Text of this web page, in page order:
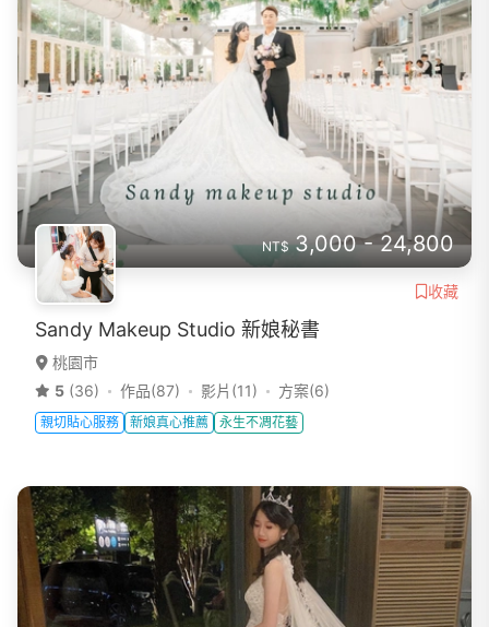
NT$ 3,000 - 24,800
收藏
Sandy Makeup Studio 新娘秘書
桃園市
5 (36) 作品(87) 影片(11) 方案(6)
親切貼心服務 新娘真心推薦 永生不凋花藝